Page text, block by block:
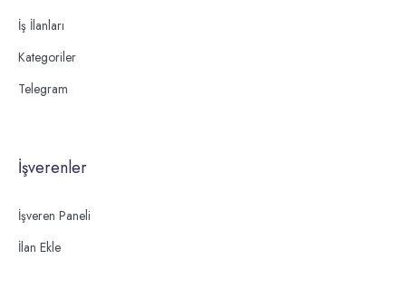
İş İlanları
Kategoriler
Telegram
İşverenler
İşveren Paneli
İlan Ekle